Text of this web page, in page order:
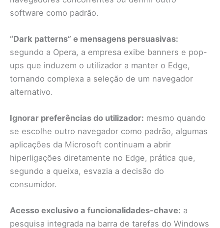
software como padrão.
“Dark patterns” e mensagens persuasivas:
segundo a Opera, a empresa exibe banners e pop-
ups que induzem o utilizador a manter o Edge,
tornando complexa a seleção de um navegador
alternativo.
Ignorar preferências do utilizador: mesmo quando
se escolhe outro navegador como padrão, algumas
aplicações da Microsoft continuam a abrir
hiperligações diretamente no Edge, prática que,
segundo a queixa, esvazia a decisão do
consumidor.
Acesso exclusivo a funcionalidades-chave: a
pesquisa integrada na barra de tarefas do Windows